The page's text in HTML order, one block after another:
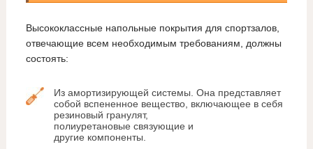
Высококлассные напольные покрытия для спортзалов,
отвечающие всем необходимым требованиям, должны
состоять:
Из амортизирующей системы. Она представляет
собой вспененное вещество, включающее в себя
резиновый гранулят,
полиуретановые связующие и
другие компоненты.